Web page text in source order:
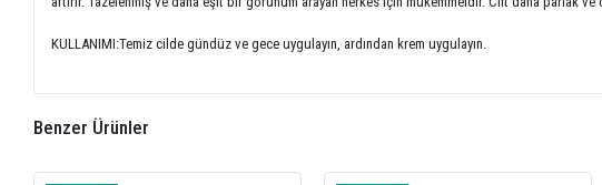
KULLANIMI:Temiz cilde gündüz ve gece uygulayın, ardından krem ​​uygulayın.
Benzer Ürünler